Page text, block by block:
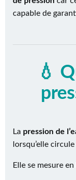
capable de
💧
La pression de
lorsqu’elle
Elle se mesure en